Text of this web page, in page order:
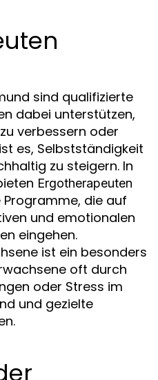
sind qualifizierte
dabei unterstützen,
verbessern oder
es, Selbstständigkeit
zu steigern. In
Ergotherapeuten
Programme, die auf
und emotionalen
eingehen.
ist ein besonders
oft durch
oder Stress im
und gezielte